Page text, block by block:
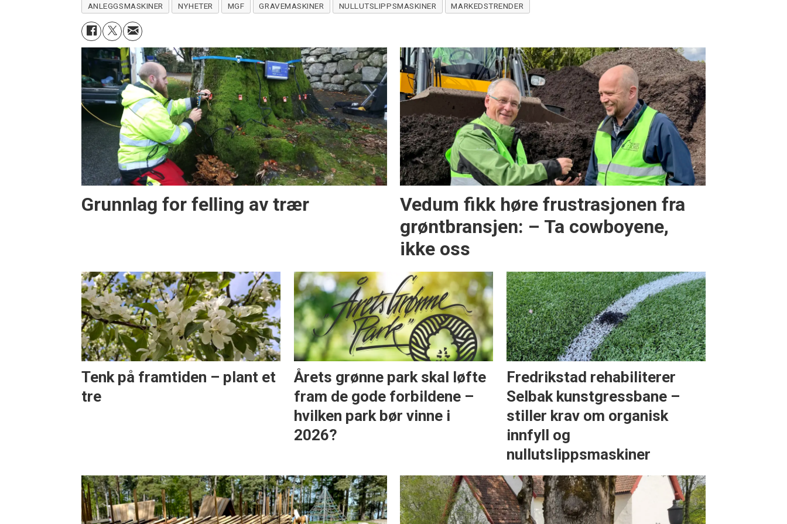
ANLEGGSMASKINER NYHETER MGF GRAVEMASKINER NULLUTSLIPPSMASKINER MARKEDSTRENDER
Grunnlag for felling av trær
Vedum fikk høre frustrasjonen fra
grøntbransjen: – Ta cowboyene,
ikke oss
Tenk på framtiden – plant et
tre
Årets grønne park skal løfte
fram de gode forbildene –
hvilken park bør vinne i
2026?
Fredrikstad rehabiliterer
Selbak kunstgressbane –
stiller krav om organisk
innfyll og
nullutslippsmaskiner